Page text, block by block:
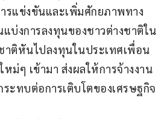
รแข่งขันและเพิ่มศักยภาพทาง
บ่งการลงทุนของชาวต่างชาติใน
าติหันไปลงทุนในประเทศเพื่อน
ม่ๆ เข้ามา ส่งผลให้การจ้างงาน
ะทบต่อการเติบโตของเศรษฐกิจ